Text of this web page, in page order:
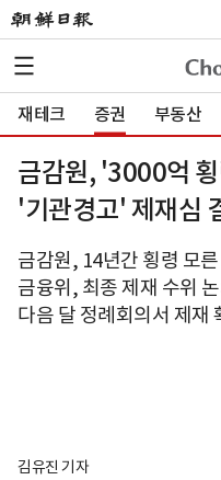
재테크 증권 부동산
금감원, '3000억
'기관경고' 제재심
금감원, 14년간 횡령 모
금융위, 최종 제재 수위
다음 달 정례회의서 제재
김유진 기자